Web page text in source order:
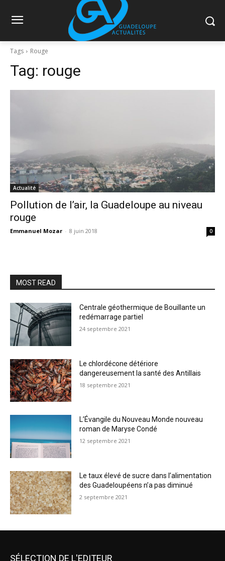
Tags Rouge
Tag: rouge
Actualité
Pollution de l’air, la Guadeloupe au niveau
rouge
Emmanuel Mozar - 8 juin 2018 0
MOST READ
Centrale géothermique de Bouillante un
redémarrage partiel
24 septembre 2021
Le chlordécone détériore
dangereusement la santé des Antillais
18 septembre 2021
L’Évangile du Nouveau Monde nouveau
roman de Maryse Condé
12 septembre 2021
Le taux élevé de sucre dans l’alimentation
des Guadeloupéens n’a pas diminué
2 septembre 2021
SÉLECTION DE L'EDITEUR